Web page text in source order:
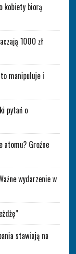
kobiety biorą
1000 zł
manipuluje i
pytań o
atomu? Groźne
wydarzenie w
stawiają na